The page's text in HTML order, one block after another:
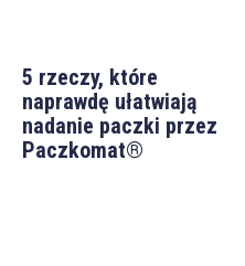
5 rzeczy, które
naprawdę ułatwiają
nadanie paczki przez
Paczkomat®